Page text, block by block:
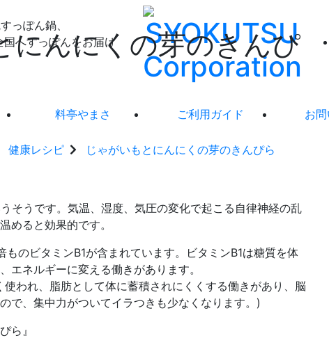
っぽん鍋、
へすっぽんをお届け
料亭やまさ ご利用ガイド お
にんにくの芽のきんぴ
健康レシピ じゃがいもとにんにくの芽のきんぴら
そうです。気温、湿度、気圧の変化で起こる自律神経の乱
めると効果的です。
ものビタミンB1が含まれています。ビタミンB1は糖質を体
エネルギーに変える働きがあります。
われ、脂肪として体に蓄積されにくくする働きがあり、脳
で、集中力がついてイラつきも少なくなります。)
ら』